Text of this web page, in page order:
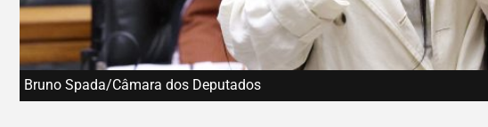
Bruno Spada/Câmara dos Deputados